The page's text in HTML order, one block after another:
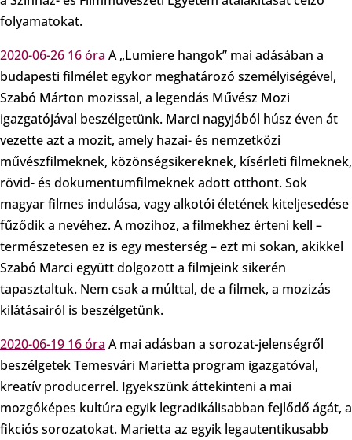
folyamatokat.
2020-06-26 16 óra A „Lumiere hangok” mai adásában a
budapesti filmélet egykor meghatározó személyiségével,
Szabó Márton mozissal, a legendás Művész Mozi
igazgatójával beszélgetünk. Marci nagyjából húsz éven át
vezette azt a mozit, amely hazai- és nemzetközi
művészfilmeknek, közönségsikereknek, kísérleti filmeknek,
rövid- és dokumentumfilmeknek adott otthont. Sok
magyar filmes indulása, vagy alkotói életének kiteljesedése
fűződik a nevéhez. A mozihoz, a filmekhez érteni kell –
természetesen ez is egy mesterség – ezt mi sokan, akikkel
Szabó Marci együtt dolgozott a filmjeink sikerén
tapasztaltuk. Nem csak a múlttal, de a filmek, a mozizás
kilátásairól is beszélgetünk.
2020-06-19 16 óra A mai adásban a sorozat-jelenségről
beszélgetek Temesvári Marietta program igazgatóval,
kreatív producerrel. Igyekszünk áttekinteni a mai
mozgóképes kultúra egyik legradikálisabban fejlődő ágát, a
fikciós sorozatokat. Marietta az egyik legautentikusabb